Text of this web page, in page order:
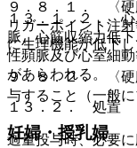
１３．１．２． 心
脈、心筋収縮力低
性頻脈及び心室細
があらわれる。
１３．２． 処置
過量投与時、必要
９．８．１． 〈硬
リガーポイント注
に生理機能が低下
９．８．２． 〈硬
与すること（一般
妊婦・授乳婦